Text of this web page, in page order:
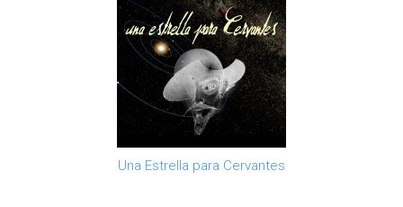
Una Estrella para Cervantes